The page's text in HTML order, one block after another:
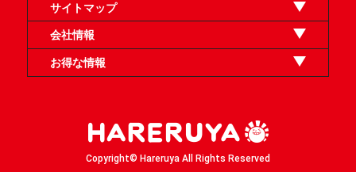
サイトマップ
オンラインショップ
買取
記事
選手一覧
デッキ検索
デッキ構築
イベント・大会
店舗のご案内
お問い合わせ
ヘルプ
FAQ
会社情報
利用規約
スタッフ募集
特定商取引法表示
個人情報保護方針
企業情報
お得な情報
Copyright© Hareruya All Rights Reserved